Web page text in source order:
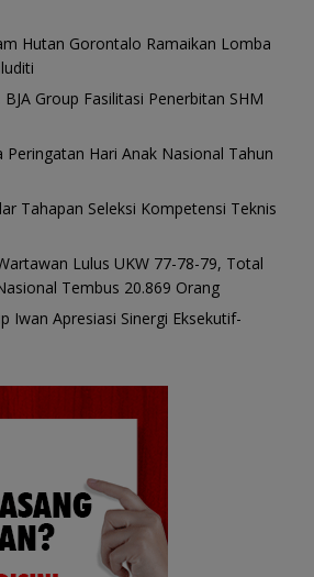
Hutan Gorontalo Ramaikan Lomba
Group Fasilitasi Penerbitan SHM
Hari Anak Nasional Tahun
Tahapan Seleksi Kompetensi Teknis
Lulus UKW 77-78-79, Total
Tembus 20.869 Orang
Iwan Apresiasi Sinergi Eksekutif-